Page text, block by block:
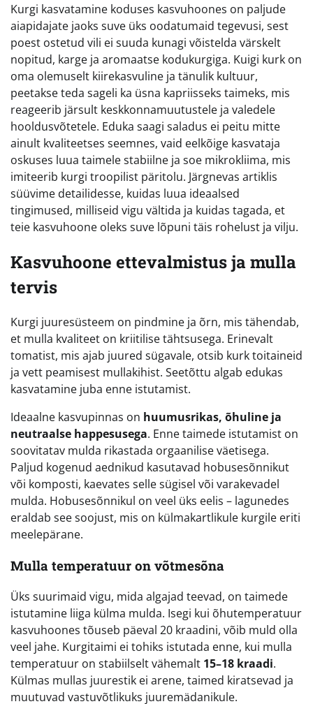
Kurgi kasvatamine koduses kasvuhoones on paljude
aiapidajate jaoks suve üks oodatumaid tegevusi, sest
poest ostetud vili ei suuda kunagi võistelda värskelt
nopitud, karge ja aromaatse kodukurgiga. Kuigi kurk on
oma olemuselt kiirekasvuline ja tänulik kultuur,
peetakse teda sageli ka üsna kapriisseks taimeks, mis
reageerib järsult keskkonnamuutustele ja valedele
hooldusvõtetele. Eduka saagi saladus ei peitu mitte
ainult kvaliteetses seemnes, vaid eelkõige kasvataja
oskuses luua taimele stabiilne ja soe mikrokliima, mis
imiteerib kurgi troopilist päritolu. Järgnevas artiklis
süüvime detailidesse, kuidas luua ideaalsed
tingimused, milliseid vigu vältida ja kuidas tagada, et
teie kasvuhoone oleks suve lõpuni täis rohelust ja vilju.
Kasvuhoone ettevalmistus ja mulla
tervis
Kurgi juuresüsteem on pindmine ja õrn, mis tähendab,
et mulla kvaliteet on kriitilise tähtsusega. Erinevalt
tomatist, mis ajab juured sügavale, otsib kurk toitaineid
ja vett peamisest mullakihist. Seetõttu algab edukas
kasvatamine juba enne istutamist.
Ideaalne kasvupinnas on huumusrikas, õhuline ja
neutraalse happesusega. Enne taimede istutamist on
soovitatav mulda rikastada orgaanilise väetisega.
Paljud kogenud aednikud kasutavad hobusesõnnikut
või komposti, kaevates selle sügisel või varakevadel
mulda. Hobusesõnnikul on veel üks eelis – lagunedes
eraldab see soojust, mis on külmakartlikule kurgile eriti
meelepärane.
Mulla temperatuur on võtmesõna
Üks suurimaid vigu, mida algajad teevad, on taimede
istutamine liiga külma mulda. Isegi kui õhutemperatuur
kasvuhoones tõuseb päeval 20 kraadini, võib muld olla
veel jahe. Kurgitaimi ei tohiks istutada enne, kui mulla
temperatuur on stabiilselt vähemalt 15–18 kraadi.
Külmas mullas juurestik ei arene, taimed kiratsevad ja
muutuvad vastuvõtlikuks juuremädanikule.